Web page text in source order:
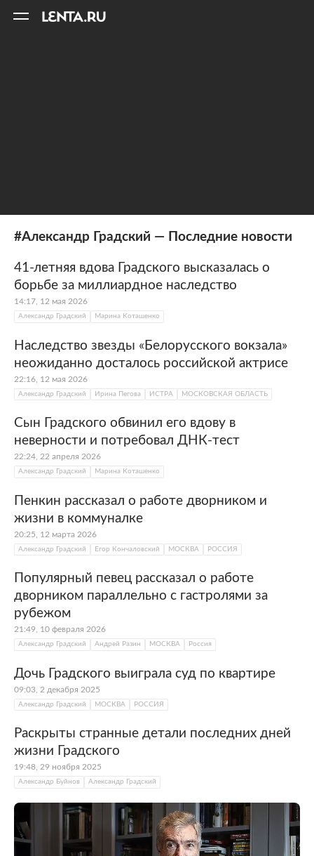
#Александр Градский — Последние новости
41-летняя вдова Градского высказалась о
борьбе за миллиардное наследство
14:17, 12 мая 2026
Александр Градский Марина Коташенко
Наследство звезды «Белорусского вокзала»
неожиданно досталось российской актрисе
22:16, 12 мая 2026
Александр Градский Ирина Пегова ИСТРА МОСКОВСКАЯ ОБЛАСТЬ
Сын Градского обвинил его вдову в
неверности и потребовал ДНК-тест
22:24, 22 апреля 2026
Александр Градский Марина Коташенко
Пенкин рассказал о работе дворником и
жизни в коммуналке
20:25, 12 марта 2026
Александр Градский Егор Кончаловский МОСКВА РОССИЯ
Популярный певец рассказал о работе
дворником параллельно с гастролями за
рубежом
21:49, 10 февраля 2026
Александр Градский Андрей Разин МОСКВА Россия
Дочь Градского выиграла суд по квартире
09:03, 2 декабря 2025
Александр Градский МОСКВА РОССИЯ
Раскрыты странные детали последних дней
жизни Градского
19:48, 29 ноября 2025
Александр Буйнов Александр Градский